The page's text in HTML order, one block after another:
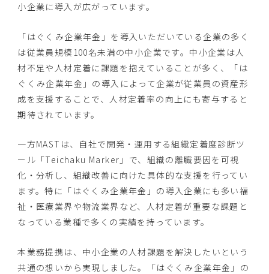
小企業に導入が広がっています。
「はぐくみ企業年金」を導入いただいている企業の多く
は従業員規模100名未満の中小企業です。中小企業は人
材不足や人材定着に課題を抱えていることが多く、「は
ぐくみ企業年金」の導入によって企業が従業員の資産形
成を支援することで、人材定着率の向上にも寄与すると
期待されています。
一方MASTは、自社で開発・運用する組織定着度診断ツ
ール「Teichaku Marker」で、組織の離職要因を可視
化・分析し、組織改善に向けた具体的な支援を行ってい
ます。特に「はぐくみ企業年金」の導入企業にも多い福
祉・医療業界や物流業界など、人材定着が重要な課題と
なっている業種で多くの実績を持っています。
本業務提携は、中小企業の人材課題を解決したいという
共通の想いから実現しました。「はぐくみ企業年金」の